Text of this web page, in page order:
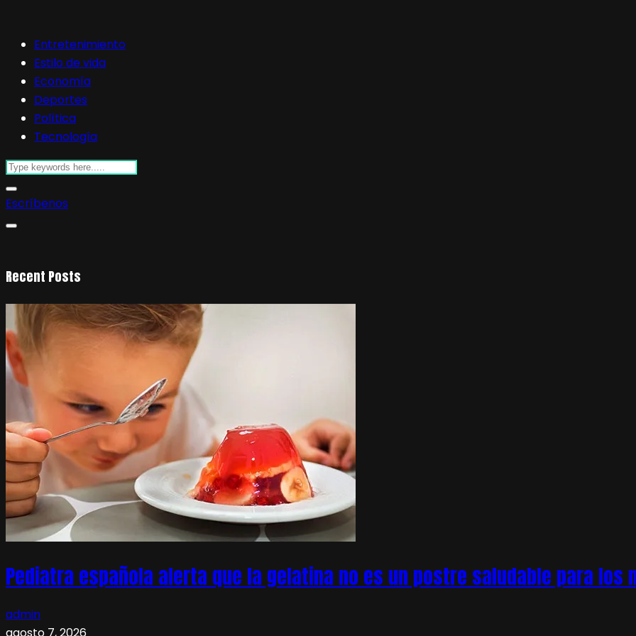
Entretenimiento
Estilo de vida
Economía
Deportes
Política
Tecnología
Escríbenos
Recent Posts
Pediatra española alerta que la gelatina no es un postre saludable para los
admin